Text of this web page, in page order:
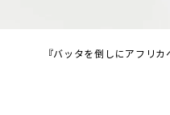
『バッタを倒しにアフリ